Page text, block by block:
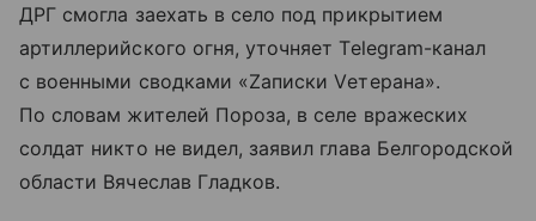
ДРГ смогла заехать в село под прикрытием
артиллерийского огня, уточняет Telegram-канал
с военными сводками «Zаписки Vетерана».
По словам жителей Пороза, в селе вражеских
солдат никто не видел, заявил глава Белгородской
области Вячеслав Гладков.